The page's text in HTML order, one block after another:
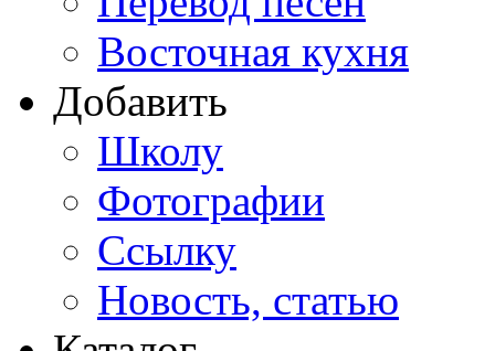
Восточная кухня
Добавить
Школу
Фотографии
Ссылку
Новость, статью